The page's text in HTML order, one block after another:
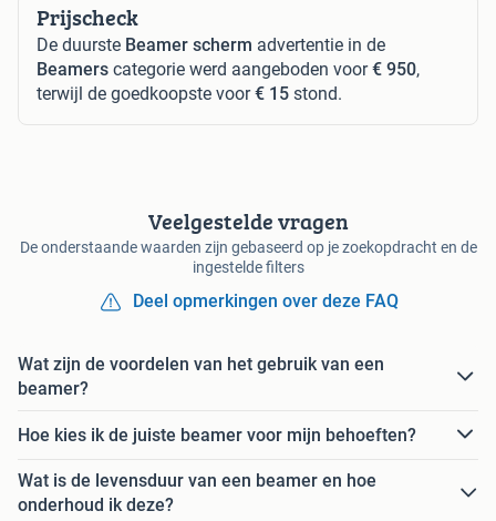
Prijscheck
De duurste Beamer scherm advertentie in de
Beamers categorie werd aangeboden voor€ 950,
terwijl de goedkoopste voor€ 15 stond.
Veelgestelde vragen
De onderstaande waarden zijn gebaseerd op je zoekopdracht en de
ingestelde filters
Deel opmerkingen over deze FAQ
Wat zijn de voordelen van het gebruik van een
beamer?
Hoe kies ik de juiste beamer voor mijn behoeften?
Wat is de levensduur van een beamer en hoe
onderhoud ik deze?